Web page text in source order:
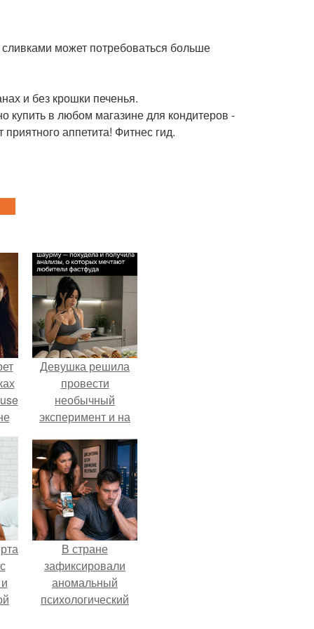
может потребоваться больше
и без крошки печенья.
купить в любом магазине для кондитеров -
аппетита! Фитнес гид.
в
Девушка решила
провести
необычный
эксперимент и на
дней питалась
одной шаурмой.
В стране
зафиксировали
аномальный
психологический